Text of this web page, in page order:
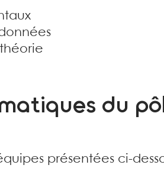
du
présentées ci-